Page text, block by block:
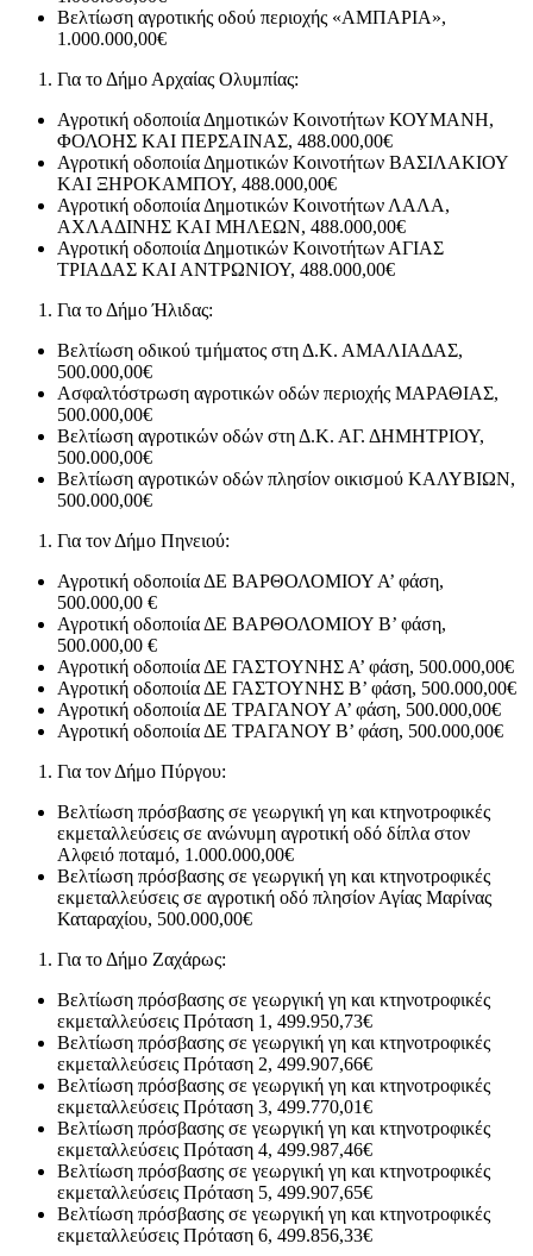
Βελτίωση αγροτικής οδού περιοχής «ΑΜΠΑΡΙΑ»,
1.000.000,00€
Για το Δήμο Αρχαίας Ολυμπίας:
Αγροτική οδοποιία Δημοτικών Κοινοτήτων ΚΟΥΜΑΝΗ,
ΦΟΛΟΗΣ ΚΑΙ ΠΕΡΣΑΙΝΑΣ, 488.000,00€
Αγροτική οδοποιία Δημοτικών Κοινοτήτων ΒΑΣΙΛΑΚΙΟΥ
ΚΑΙ ΞΗΡΟΚΑΜΠΟΥ, 488.000,00€
Αγροτική οδοποιία Δημοτικών Κοινοτήτων ΛΑΛΑ,
ΑΧΛΑΔΙΝΗΣ ΚΑΙ ΜΗΛΕΩΝ, 488.000,00€
Αγροτική οδοποιία Δημοτικών Κοινοτήτων ΑΓΙΑΣ
ΤΡΙΑΔΑΣ ΚΑΙ ΑΝΤΡΩΝΙΟΥ, 488.000,00€
Για το Δήμο Ήλιδας:
Βελτίωση οδικού τμήματος στη Δ.Κ. ΑΜΑΛΙΑΔΑΣ,
500.000,00€
Ασφαλτόστρωση αγροτικών οδών περιοχής ΜΑΡΑΘΙΑΣ,
500.000,00€
Βελτίωση αγροτικών οδών στη Δ.Κ. ΑΓ. ΔΗΜΗΤΡΙΟΥ,
500.000,00€
Βελτίωση αγροτικών οδών πλησίον οικισμού ΚΑΛΥΒΙΩΝ,
500.000,00€
Για τον Δήμο Πηνειού:
Αγροτική οδοποιία ΔΕ ΒΑΡΘΟΛΟΜΙΟΥ Α’ φάση,
500.000,00 €
Αγροτική οδοποιία ΔΕ ΒΑΡΘΟΛΟΜΙΟΥ Β’ φάση,
500.000,00 €
Αγροτική οδοποιία ΔΕ ΓΑΣΤΟΥΝΗΣ Α’ φάση, 500.000,00€
Αγροτική οδοποιία ΔΕ ΓΑΣΤΟΥΝΗΣ Β’ φάση, 500.000,00€
Αγροτική οδοποιία ΔΕ ΤΡΑΓΑΝΟΥ Α’ φάση, 500.000,00€
Αγροτική οδοποιία ΔΕ ΤΡΑΓΑΝΟΥ Β’ φάση, 500.000,00€
Για τον Δήμο Πύργου:
Βελτίωση πρόσβασης σε γεωργική γη και κτηνοτροφικές
εκμεταλλεύσεις σε ανώνυμη αγροτική οδό δίπλα στον
Αλφειό ποταμό, 1.000.000,00€
Βελτίωση πρόσβασης σε γεωργική γη και κτηνοτροφικές
εκμεταλλεύσεις σε αγροτική οδό πλησίον Αγίας Μαρίνας
Καταραχίου, 500.000,00€
Για το Δήμο Ζαχάρως:
Βελτίωση πρόσβασης σε γεωργική γη και κτηνοτροφικές
εκμεταλλεύσεις Πρόταση 1, 499.950,73€
Βελτίωση πρόσβασης σε γεωργική γη και κτηνοτροφικές
εκμεταλλεύσεις Πρόταση 2, 499.907,66€
Βελτίωση πρόσβασης σε γεωργική γη και κτηνοτροφικές
εκμεταλλεύσεις Πρόταση 3, 499.770,01€
Βελτίωση πρόσβασης σε γεωργική γη και κτηνοτροφικές
εκμεταλλεύσεις Πρόταση 4, 499.987,46€
Βελτίωση πρόσβασης σε γεωργική γη και κτηνοτροφικές
εκμεταλλεύσεις Πρόταση 5, 499.907,65€
Βελτίωση πρόσβασης σε γεωργική γη και κτηνοτροφικές
εκμεταλλεύσεις Πρόταση 6, 499.856,33€